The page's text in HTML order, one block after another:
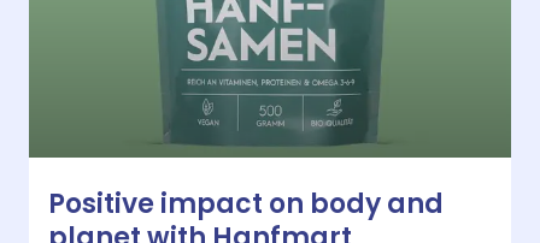
Positive impact on body and